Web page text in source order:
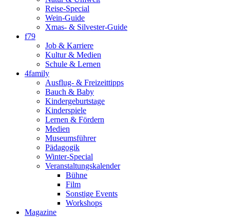
Reise-Special
Wein-Guide
Xmas- & Silvester-Guide
f79
Job & Karriere
Kultur & Medien
Schule & Lernen
4family
Ausflug- & Freizeittipps
Bauch & Baby
Kindergeburtstage
Kinderspiele
Lernen & Fördern
Medien
Museumsführer
Pädagogik
Winter-Special
Veranstaltungskalender
Bühne
Film
Sonstige Events
Workshops
Magazine